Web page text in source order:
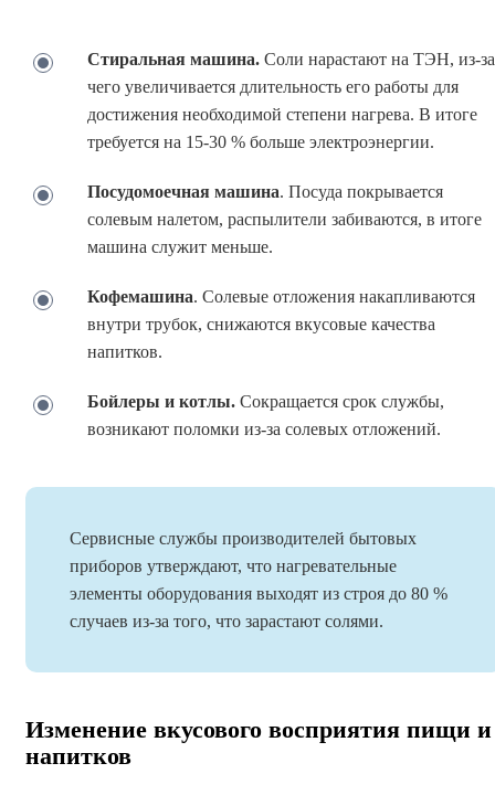
Стиральная машина. Соли нарастают на ТЭН, из-за
чего увеличивается длительность его работы для
достижения необходимой степени нагрева. В итоге
требуется на 15-30 % больше электроэнергии.
Посудомоечная машина. Посуда покрывается
солевым налетом, распылители забиваются, в итоге
машина служит меньше.
Кофемашина. Солевые отложения накапливаются
внутри трубок, снижаются вкусовые качества
напитков.
Бойлеры и котлы. Сокращается срок службы,
возникают поломки из-за солевых отложений.
Сервисные службы производителей бытовых
приборов утверждают, что нагревательные
элементы оборудования выходят из строя до 80 %
случаев из-за того, что зарастают солями.
Изменение вкусового восприятия пищи и
напитков